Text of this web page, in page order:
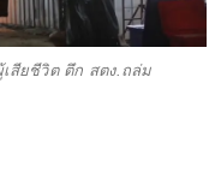
สียชีวิต ตึก สตง.ถล่ม